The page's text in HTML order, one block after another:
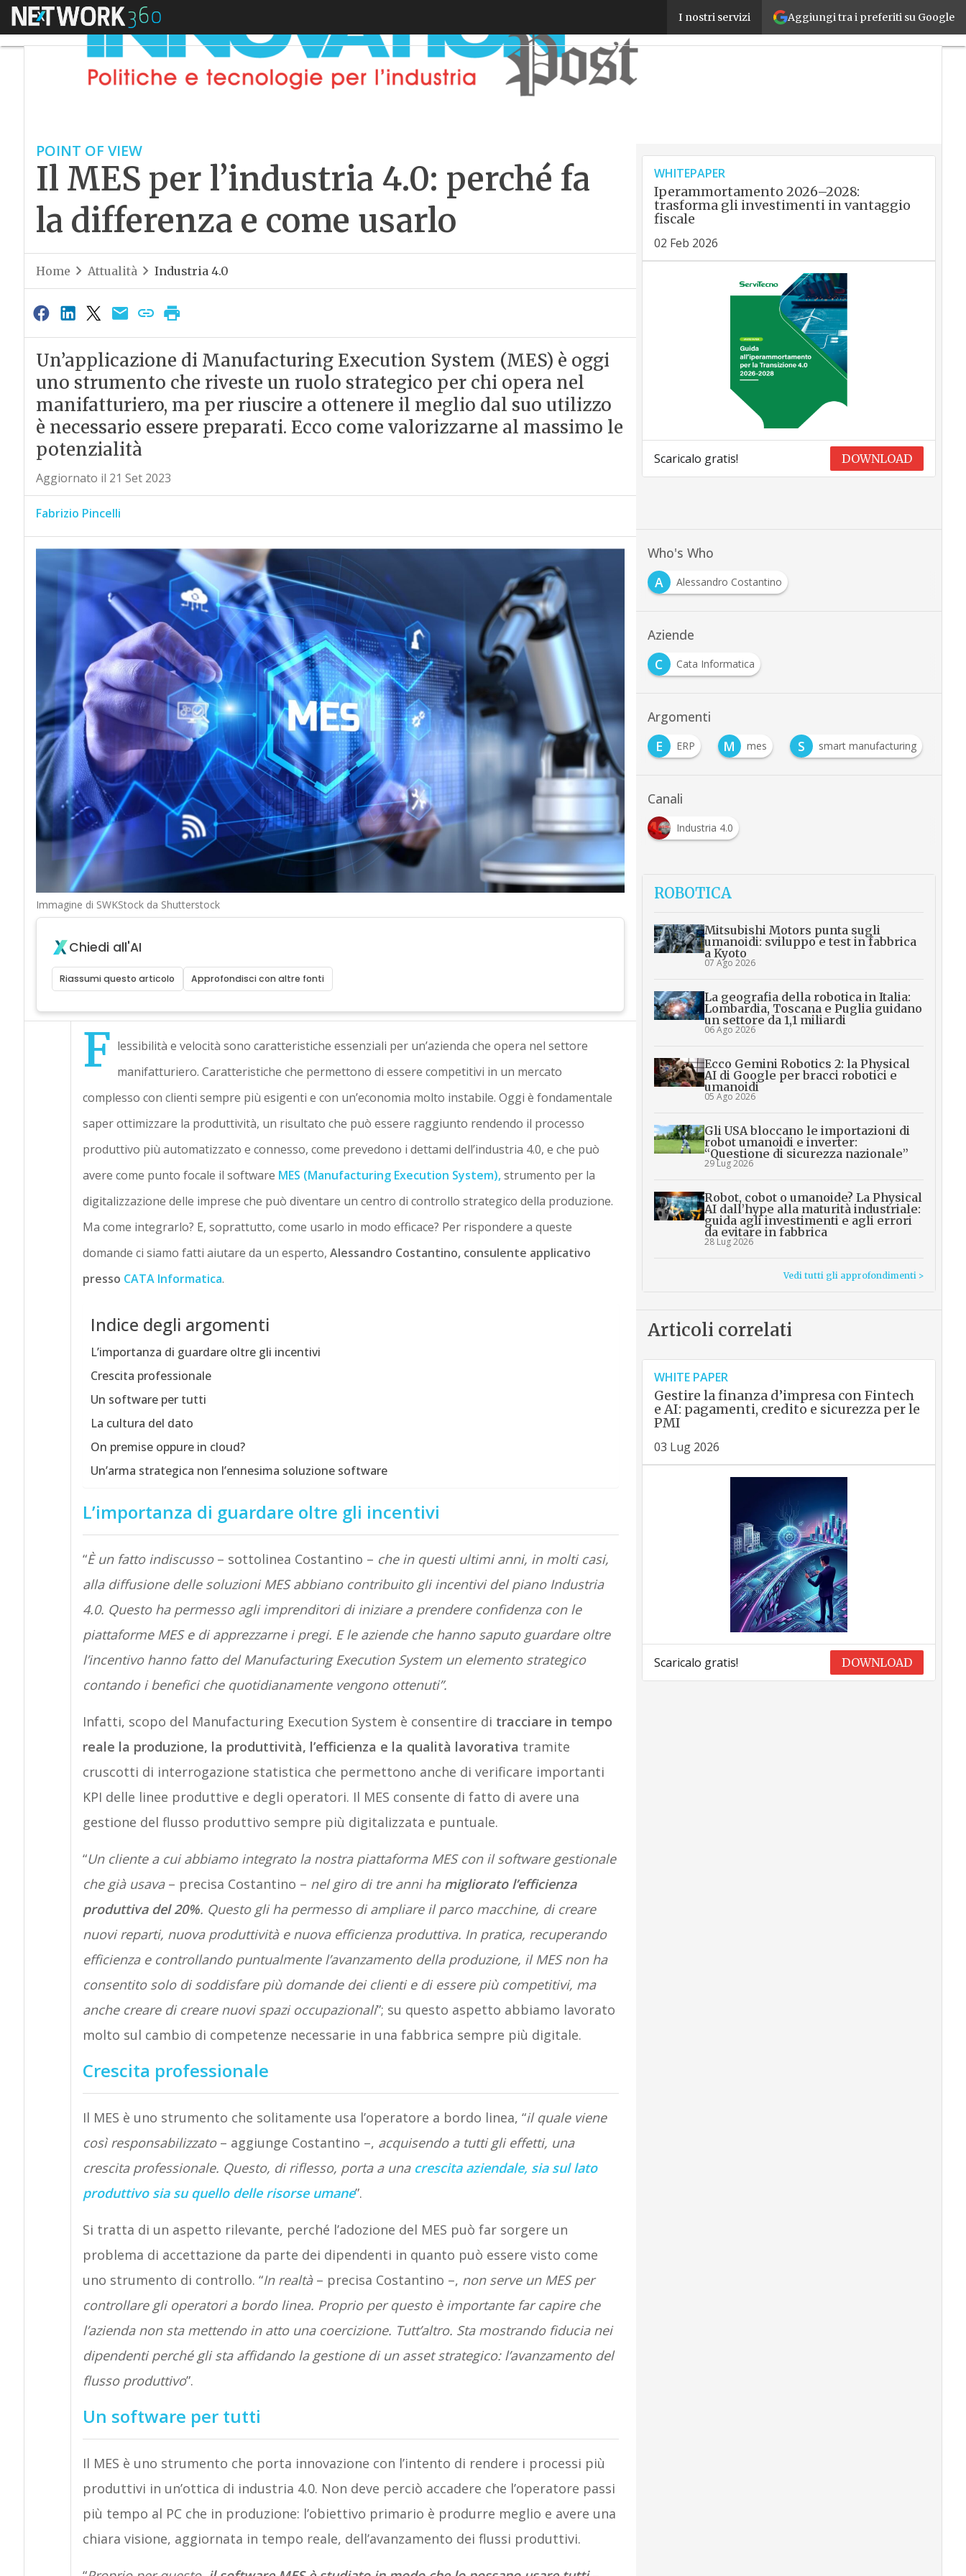
Aggiungi tra i preferiti su Google
I nostri servizi
Menu Il MES per l’industria 4.0: perché fa la differenza e
POINT OF VIEW
Il MES per l’industria 4.0: perché fa
la differenza e come usarlo
Home Attualità Industria 4.0
Un’applicazione di Manufacturing Execution System (MES) è oggi
uno strumento che riveste un ruolo strategico per chi opera nel
manifatturiero, ma per riuscire a ottenere il meglio dal suo utilizzo
è necessario essere preparati. Ecco come valorizzarne al massimo le
potenzialità
Aggiornato il 21 Set 2023
Fabrizio Pincelli
Immagine di SWKStock da Shutterstock
Chiedi all'AI
Riassumi questo articolo Approfondisci con altre fonti
F lessibilità e velocità sono caratteristiche essenziali per un’azienda che opera nel settore
manifatturiero. Caratteristiche che permettono di essere competitivi in un mercato
complesso con clienti sempre più esigenti e con un’economia molto instabile. Oggi è fondamentale
saper ottimizzare la produttività, un risultato che può essere raggiunto rendendo il processo
produttivo più automatizzato e connesso, come prevedono i dettami dell’industria 4.0, e che può
avere come punto focale il software MES (Manufacturing Execution System),strumento per la
digitalizzazione delle imprese che può diventare un centro di controllo strategico della produzione.
Ma come integrarlo? E, soprattutto, come usarlo in modo efficace? Per rispondere a queste
domande ci siamo fatti aiutare da un esperto, Alessandro Costantino, consulente applicativo
presso CATA Informatica.
Indice degli argomenti
L’importanza di guardare oltre gli incentivi
Crescita professionale
Un software per tutti
La cultura del dato
On premise oppure in cloud?
Un’arma strategica non l’ennesima soluzione software
L’importanza di guardare oltre gli incentivi
“È un fatto indiscusso – sottolinea Costantino – che in questi ultimi anni, in molti casi,
alla diffusione delle soluzioni MES abbiano contribuito gli incentivi del piano Industria
4.0. Questo ha permesso agli imprenditori di iniziare a prendere confidenza con le
piattaforme MES e di apprezzarne i pregi. E le aziende che hanno saputo guardare oltre
l’incentivo hanno fatto del Manufacturing Execution System un elemento strategico
contando i benefici che quotidianamente vengono ottenuti”.
Infatti, scopo del Manufacturing Execution System è consentire di tracciare in tempo
reale la produzione, la produttività, l’efficienza e la qualità lavorativa tramite
cruscotti di interrogazione statistica che permettono anche di verificare importanti
KPI delle linee produttive e degli operatori. Il MES consente di fatto di avere una
gestione del flusso produttivo sempre più digitalizzata e puntuale.
“Un cliente a cui abbiamo integrato la nostra piattaforma MES con il software gestionale
che già usava– precisa Costantino – nel giro di tre anni ha migliorato l’efficienza
produttiva del20%. Questo gli ha permesso di ampliare il parco macchine, di creare
nuovi reparti, nuova produttività e nuova efficienza produttiva. In pratica, recuperando
efficienza e controllando puntualmente l’avanzamento della produzione, il MES non ha
consentito solo di soddisfare più domande dei clienti e di essere più competitivi, ma
anche creare di creare nuovi spazi occupazionali”; su questo aspetto abbiamo lavorato
molto sul cambio di competenze necessarie in una fabbrica sempre più digitale.
Crescita professionale
Il MES è uno strumento che solitamente usa l’operatore a bordo linea, “il quale viene
così responsabilizzato– aggiunge Costantino –, acquisendo a tutti gli effetti, una
crescita professionale. Questo, di riflesso, porta a una crescita aziendale, sia sul lato
produttivo sia su quello delle risorse umane”.
Si tratta di un aspetto rilevante, perché l’adozione del MES può far sorgere un
problema di accettazione da parte dei dipendenti in quanto può essere visto come
uno strumento di controllo. “In realtà– precisa Costantino –, non serve un MES per
controllare gli operatori a bordo linea. Proprio per questo è importante far capire che
l’azienda non sta mettendo in atto una coercizione. Tutt’altro. Sta mostrando fiducia nei
dipendenti perché gli sta affidando la gestione di un asset strategico: l’avanzamento del
flusso produttivo”.
Un software per tutti
Il MES è uno strumento che porta innovazione con l’intento di rendere i processi più
produttivi in un’ottica di industria 4.0. Non deve perciò accadere che l’operatore passi
più tempo al PC che in produzione: l’obiettivo primario è produrre meglio e avere una
chiara visione, aggiornata in tempo reale, dell’avanzamento dei flussi produttivi.
WHITEPAPER
Iperammortamento 2026–2028:
trasforma gli investimenti in vantaggio
fiscale
02 Feb 2026
Scaricalo gratis! DOWNLOAD
Who's Who
A
Alessandro Costantino
Aziende
C
Cata Informatica
Argomenti
E
ERP M mes S smart manufacturing
Canali
Industria 4.0
ROBOTICA
Mitsubishi Motors punta sugli
umanoidi: sviluppo e test in fabbrica
a Kyoto
07 Ago 2026
La geografia della robotica in Italia:
Lombardia, Toscana e Puglia guidano
un settore da 1,1 miliardi
06 Ago 2026
Ecco Gemini Robotics 2: la Physical
AI di Google per bracci robotici e
umanoidi
05 Ago 2026
Gli USA bloccano le importazioni di
robot umanoidi e inverter:
“Questione di sicurezza nazionale”
29 Lug 2026
Robot, cobot o umanoide? La Physical
AI dall’hype alla maturità industriale:
guida agli investimenti e agli errori
da evitare in fabbrica
28 Lug 2026
Vedi tutti gli approfondimenti >
Articoli correlati
WHITE PAPER
Gestire la finanza d’impresa con Fintech
e AI: pagamenti, credito e sicurezza per le
PMI
03 Lug 2026
Scaricalo gratis! DOWNLOAD